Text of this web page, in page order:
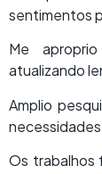
sentimentos
Me
atualizando
Amplio
Os trabalhos